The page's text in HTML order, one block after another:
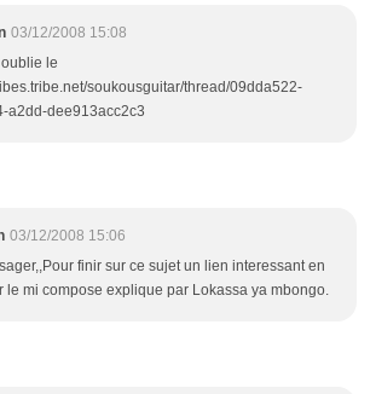
03/12/2008 15:08
le
soukousguitar/thread/09dda522-
a2dd-dee913acc2c3
03/12/2008 15:06
finir sur ce sujet un lien interessant en
le mi compose explique par Lokassa ya mbongo.